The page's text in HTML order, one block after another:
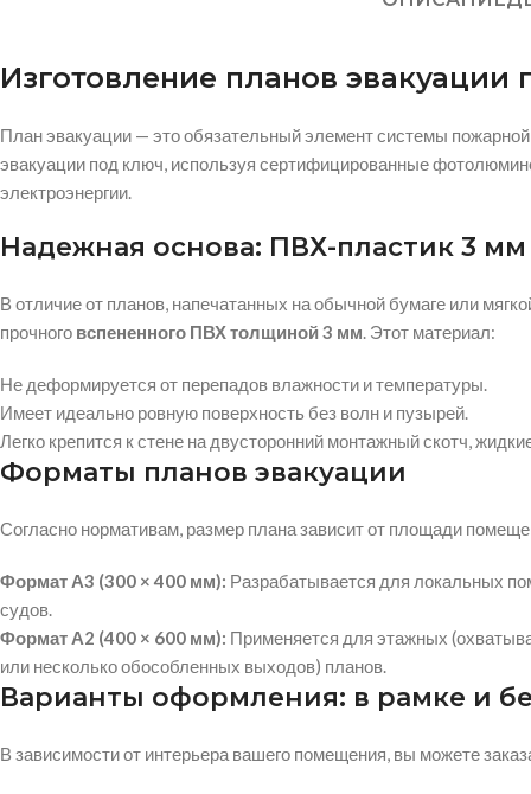
Изготовление планов
План эвакуации — это обязательный элемент системы
эвакуации под ключ, используя сертифицированные
электроэнергии.
Надежная основа: ПВХ-пластик 3 мм
В отличие от планов, напечатанных на обычной бумаге или
прочного вспененного ПВХ толщиной 3 мм. Этот материал:
Не деформируется от перепадов влажности и температуры.
Имеет идеально ровную поверхность без волн и пузырей.
Легко крепится к стене на двусторонний монтажный скотч,
Форматы планов эвакуации
Согласно нормативам, размер плана зависит от площади
Формат А3 (300 × 400 мм): Разрабатывается для локальных
судов.
Формат А2 (400 × 600 мм): Применяется для этажных
или несколько обособленных выходов) планов.
Варианты оформления: в рамке и
В зависимости от интерьера вашего помещения, вы можете